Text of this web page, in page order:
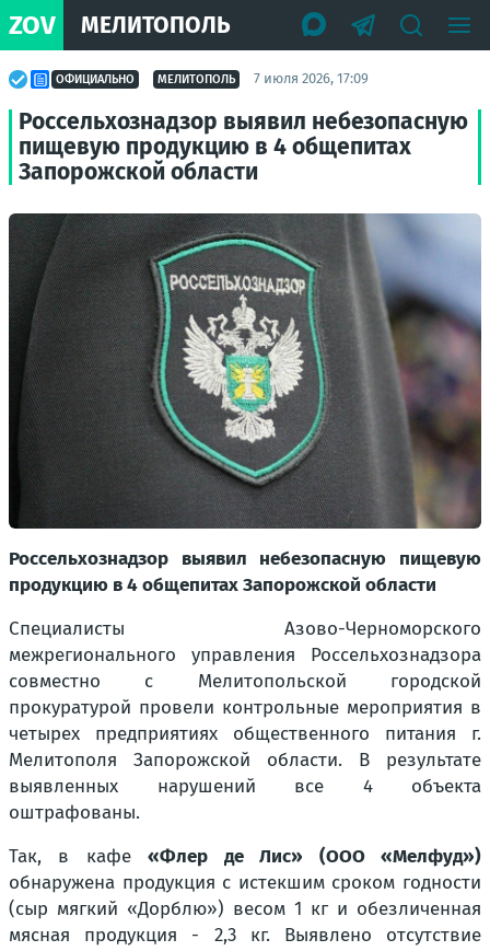
ZOV МЕЛИТОПОЛЬ
ОФИЦИАЛЬНО МЕЛИТОПОЛЬ 7 июля 2026, 17:09
Россельхознадзор выявил небезопасную
пищевую продукцию в 4 общепитах
Запорожской области
Россельхознадзор выявил небезопасную пищевую
продукцию в 4 общепитах Запорожской области
Специалисты Азово-Черноморского
межрегионального управления Россельхознадзора
совместно с Мелитопольской городской
прокуратурой провели контрольные мероприятия в
четырех предприятиях общественного питания г.
Мелитополя Запорожской области. В результате
выявленных нарушений все 4 объекта
оштрафованы.
Так, в кафе«Флер де Лис» (ООО «Мелфуд»)
обнаружена продукция с истекшим сроком годности
(сыр мягкий «Дорблю») весом 1 кг и обезличенная
мясная продукция - 2,3 кг. Выявлено отсутствие